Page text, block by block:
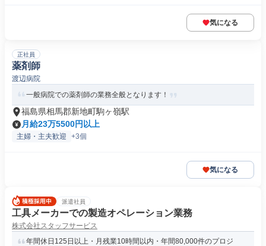
気になる
正社員
薬剤師
渡辺病院
一般病院での薬剤師の業務全般となります！
福島県相馬郡新地町駒ヶ嶺駅
月給23万5500円以上
主婦・主夫歓迎 +3個
気になる
派遣社員
工具メーカーでの製造オペレーション業務
株式会社スタッフサービス
年間休日125日以上・月残業10時間以内・年間80,000件のプロジ